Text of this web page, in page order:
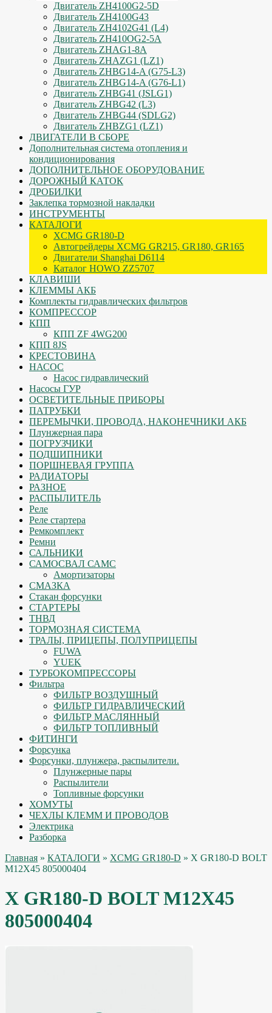
Двигатель ZH4100G2-5D
Двигатель ZH4100G43
Двигатель ZH4102G41 (L4)
Двигатель ZH410OG2-5A
Двигатель ZHAG1-8A
Двигатель ZHAZG1 (LZ1)
Двигатель ZHBG14-A (G75-L3)
Двигатель ZHBG14-A (G76-L1)
Двигатель ZHBG41 (JSLG1)
Двигатель ZHBG42 (L3)
Двигатель ZHBG44 (SDLG2)
Двигатель ZHBZG1 (LZ1)
ДВИГАТЕЛИ В СБОРЕ
Дополнительная система отопления и
кондиционирования
ДОПОЛНИТЕЛЬНОЕ ОБОРУДОВАНИЕ
ДОРОЖНЫЙ КАТОК
ДРОБИЛКИ
Заклепка тормозной накладки
ИНСТРУМЕНТЫ
КАТАЛОГИ
XCMG GR180-D
Автогрейдеры XCMG GR215, GR180, GR165
Двигатели Shanghai D6114
Каталог HOWO ZZ5707
КЛАВИШИ
КЛЕММЫ АКБ
Комплекты гидравлических фильтров
КОМПРЕССОР
КПП
КПП ZF 4WG200
КПП 8JS
КРЕСТОВИНА
НАСОС
Насос гидравлический
Насосы ГУР
ОСВЕТИТЕЛЬНЫЕ ПРИБОРЫ
ПАТРУБКИ
ПЕРЕМЫЧКИ, ПРОВОДА, НАКОНЕЧНИКИ АКБ
Плунжерная пара
ПОГРУЗЧИКИ
ПОДШИПНИКИ
ПОРШНЕВАЯ ГРУППА
РАДИАТОРЫ
РАЗНОЕ
РАСПЫЛИТЕЛЬ
Реле
Реле стартера
Ремкомплект
Ремни
САЛЬНИКИ
САМОСВАЛ САМС
Амортизаторы
СМАЗКА
Стакан форсунки
СТАРТЕРЫ
ТНВД
ТОРМОЗНАЯ СИСТЕМА
ТРАЛЫ, ПРИЦЕПЫ, ПОЛУПРИЦЕПЫ
FUWA
YUEK
ТУРБОКОМПРЕССОРЫ
Фильтра
ФИЛЬТР ВОЗДУШНЫЙ
ФИЛЬТР ГИДРАВЛИЧЕСКИЙ
ФИЛЬТР МАСЛЯННЫЙ
ФИЛЬТР ТОПЛИВНЫЙ
ФИТИНГИ
Форсунка
Форсунки, плунжера, распылители.
Плунжерные пары
Распылители
Топливные форсунки
ХОМУТЫ
ЧЕХЛЫ КЛЕММ И ПРОВОДОВ
Электрика
Разборка
Главная » КАТАЛОГИ » XCMG GR180-D » X GR180-D BOLT
M12X45 805000404
X GR180-D BOLT M12X45
805000404